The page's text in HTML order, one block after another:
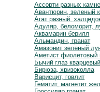
Ассорти разных
Авантюрин, зеленый
Агат разный,
Адуляр, беломорит,
Аквамарин берилл
Альмандин, гранат
Амазонит зеленый
Аметист фиолетовый
Бычий глаз кварцевый
Бирюза, хризоколла
Варисцит, говлит
Гематит, магнетит